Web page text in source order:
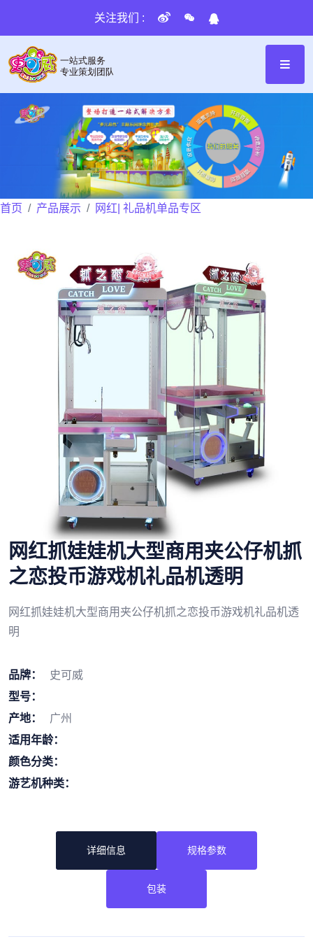
关注我们 :
首页 产品展示 网红| 礼品机单品专区
网红抓娃娃机大型商用夹公仔机抓
之恋投币游戏机礼品机透明
网红抓娃娃机大型商用夹公仔机抓之恋投币游戏机礼品机透
明
品牌：
史可威
型号：
产地：
广州
适用年龄：
颜色分类：
游艺机种类：
详细信息 规格参数
包装